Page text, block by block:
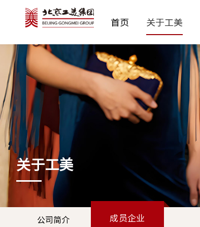
首页 关于工美
公司简介 成员企业
予寻YUXUN 工美黄金 工美文创 工美造办
新闻动态
公示通告 预决算公开 协会信息
党建工作 工会之窗 团青工作
纪检工作 监督举报
最新招聘
价值理念 社会责任
时尚控股 工美邮箱 工美邮箱(旧) 行业协会
关于工美
公司简介 成员企业